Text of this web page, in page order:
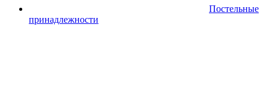
Постельные
принадлежности